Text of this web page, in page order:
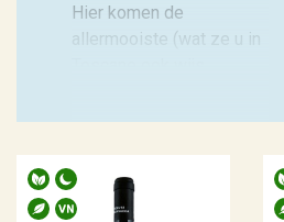
Alsace (6)
Meer
Hier komen de
allermooiste (wat ze u in
wijnen van Italië vandaan.
die zich vanaf de
Povlakte uitstrekt tot aan